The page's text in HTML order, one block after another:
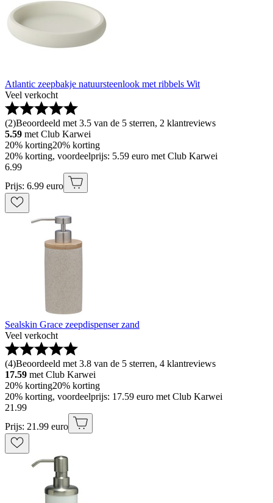
Atlantic zeepbakje natuursteenlook met ribbels Wit
Veel verkocht
(2)Beoordeeld met 3.5 van de 5 sterren, 2 klantreviews
5.59 met Club Karwei
20% korting20% korting
20% korting, voordeelprijs: 5.59 euro met Club Karwei
6.99
Prijs: 6.99 euro
Sealskin Grace zeepdispenser zand
Veel verkocht
(4)Beoordeeld met 3.8 van de 5 sterren, 4 klantreviews
17.59 met Club Karwei
20% korting20% korting
20% korting, voordeelprijs: 17.59 euro met Club Karwei
21 .99
Prijs: 21.99 euro